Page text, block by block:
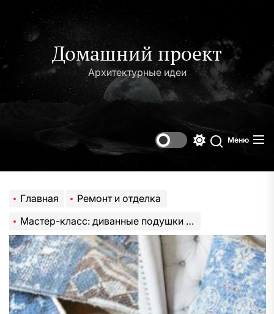
содержимому
Домашний проект
Архитектурные идеи
Поиск
Меню
Главная
Ремонт и отделка
Мастер-класс: диванные подушки из ковриков